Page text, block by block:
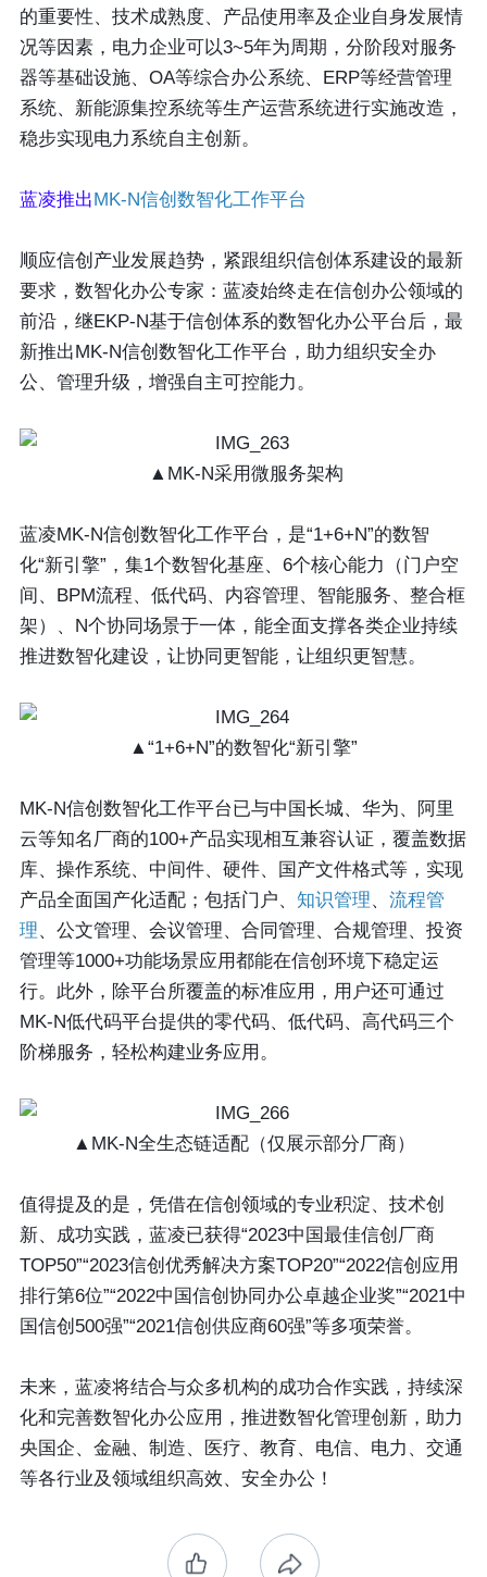
的重要性、技术成熟度、产品使用率及企业自身发展情
况等因素，电力企业可以3~5年为周期，分阶段对服务
器等基础设施、OA等综合办公系统、ERP等经营管理
系统、新能源集控系统等生产运营系统进行实施改造，
稳步实现电力系统自主创新。
蓝凌推出 MK-N信创数智化工作平台
顺应信创产业发展趋势，紧跟组织信创体系建设的最新
要求，数智化办公专家：蓝凌始终走在信创办公领域的
前沿，继EKP-N基于信创体系的数智化办公平台后，最
新推出MK-N信创数智化工作平台，助力组织安全办
公、管理升级，增强自主可控能力。
▲MK-N采用微服务架构
蓝凌MK-N信创数智化工作平台，是“1+6+N”的数智
化“新引擎”，集1个数智化基座、6个核心能力（门户空
间、BPM流程、低代码、内容管理、智能服务、整合框
架）、N个协同场景于一体，能全面支撑各类企业持续
推进数智化建设，让协同更智能，让组织更智慧。
▲“1+6+N”的数智化“新引擎”
MK-N信创数智化工作平台已与中国长城、华为、阿里
云等知名厂商的100+产品实现相互兼容认证，覆盖数据
库、操作系统、中间件、硬件、国产文件格式等，实现
产品全面国产化适配；包括门户、 知识管理、 流程管
理、公文管理、会议管理、合同管理、合规管理、投资
管理等1000+功能场景应用都能在信创环境下稳定运
行。此外，除平台所覆盖的标准应用，用户还可通过
MK-N低代码平台提供的零代码、低代码、高代码三个
阶梯服务，轻松构建业务应用。
▲MK-N全生态链适配（仅展示部分厂商）
值得提及的是，凭借在信创领域的专业积淀、技术创
新、成功实践，蓝凌已获得“2023中国最佳信创厂商
TOP50”“2023信创优秀解决方案TOP20”“2022信创应用
排行第6位”“2022中国信创协同办公卓越企业奖”“2021中
国信创500强”“2021信创供应商60强”等多项荣誉。
未来，蓝凌将结合与众多机构的成功合作实践，持续深
化和完善数智化办公应用，推进数智化管理创新，助力
央国企、金融、制造、医疗、教育、电信、电力、交通
等各行业及领域组织高效、安全办公！